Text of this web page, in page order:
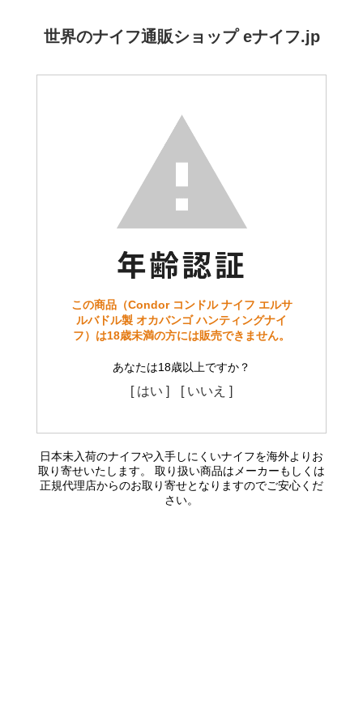
世界のナイフ通販ショップ eナイフ.jp
この商品（Condor コンドル ナイフ エルサ
ルバドル製 オカバンゴ ハンティングナイ
フ）は18歳未満の方には販売できません。
あなたは18歳以上ですか？
[ はい ] [ いいえ ]
日本未入荷のナイフや入手しにくいナイフを海外よりお
取り寄せいたします。 取り扱い商品はメーカーもしくは
正規代理店からのお取り寄せとなりますのでご安心くだ
さい。